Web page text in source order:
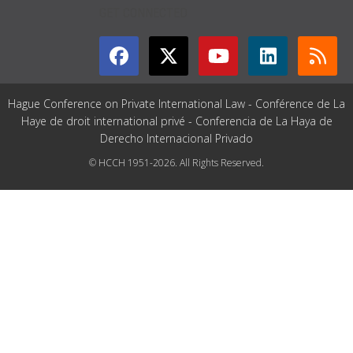
Hague Conference on Private International Law - Conférence de La
Haye de droit international privé - Conferencia de La Haya de
Derecho Internacional Privado
© HCCH 1951-2026. All Rights Reserved.